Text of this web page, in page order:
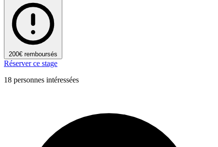
200€ remboursés
Réserver ce stage
18 personnes intéressées